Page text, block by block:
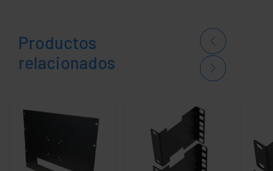
Productos
relacionados